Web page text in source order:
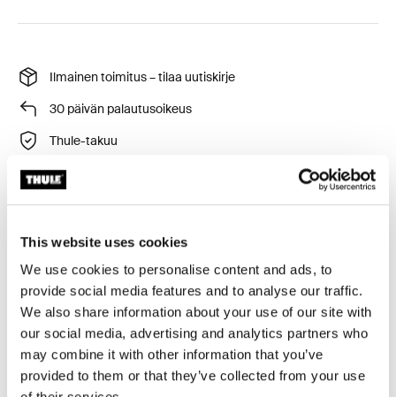
This website uses cookies
We use cookies to personalise content and ads, to
provide social media features and to analyse our traffic.
We also share information about your use of our site with
our social media, advertising and analytics partners who
may combine it with other information that you’ve
provided to them or that they’ve collected from your use
Ilmainen toimitus – tilaa uutiskirje
30 päivän palautusoikeus
Thule-takuu
sääolosuhteilta.
Toggle features
Kaikki ominaisuudet